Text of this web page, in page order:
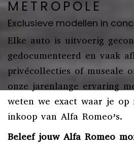
METROPOLE
Exclusieve modellen in
Elke auto is uitvoerig
gedocumenteerd en vaak
privécollecties of museale
onze jarenlange ervaring
weten we exact waar je
inkoop van Alfa Romeo’s.
Beleef jouw Alfa Romeo